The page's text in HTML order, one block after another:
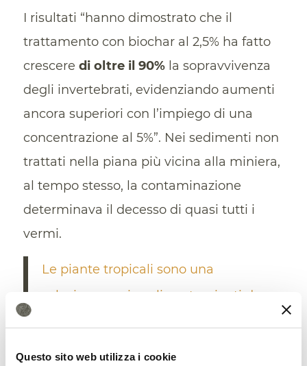
Questo sito web utilizza i cookie
I risultati “hanno dimostrato che il
trattamento con biochar al 2,5% ha fatto
crescere di oltre il 90%la sopravvivenza
degli invertebrati, evidenziando aumenti
ancora superiori con l’impiego di una
concentrazione al 5%”. Nei sedimenti non
trattati nella piana più vicina alla miniera,
al tempo stesso, la contaminazione
determinava il decesso di quasi tutti i
vermi.
Le piante tropicali sono una
soluzione per i suoli contaminati da